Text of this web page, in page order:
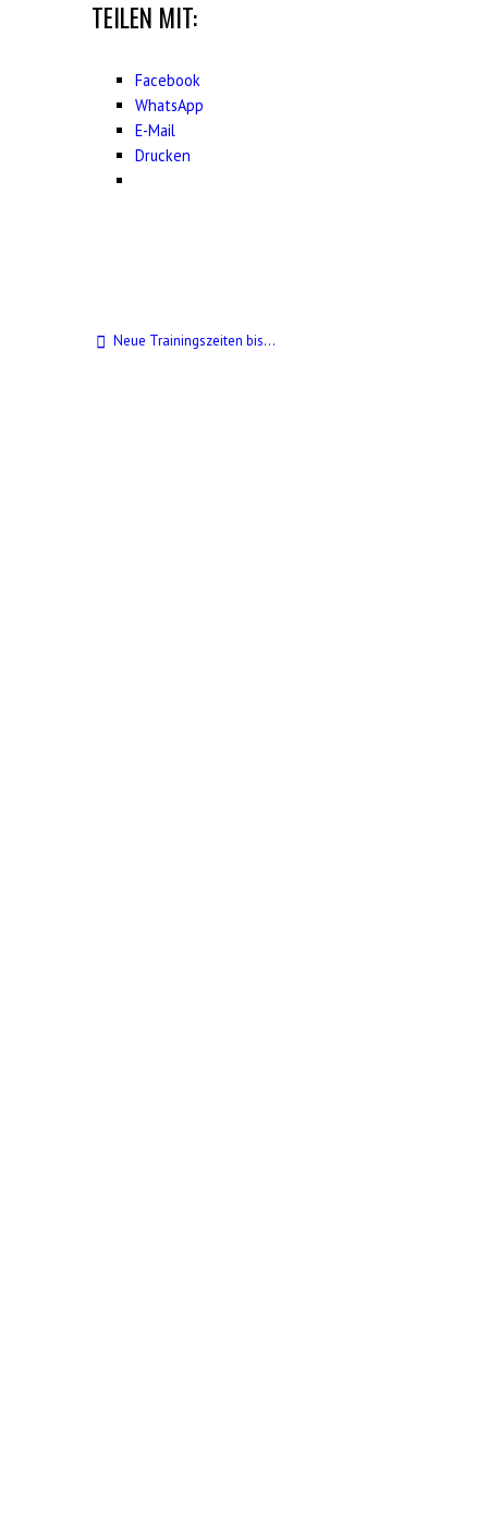
TEILEN MIT:
Facebook
WhatsApp
E-Mail
Drucken
Neue Trainingszeiten bis…